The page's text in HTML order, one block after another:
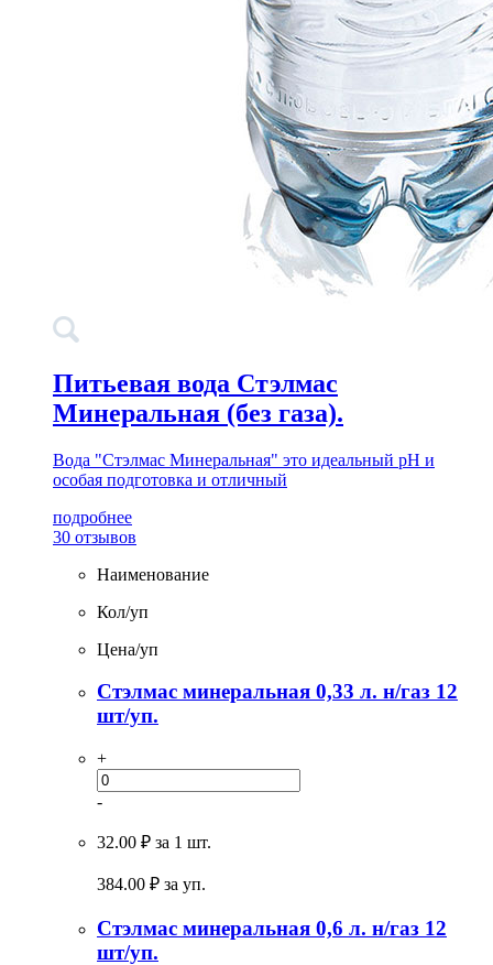
Питьевая вода Стэлмас
Минеральная (без газа).
Вода "Стэлмас Минеральная" это идеальный pH и
особая подготовка и отличный
подробнее
30 отзывов
Наименование
Кол/уп
Цена/уп
Стэлмас минеральная 0,33 л. н/газ 12
шт/уп.
+
-
32.00 ₽ за 1 шт.
384.00 ₽ за уп.
Стэлмас минеральная 0,6 л. н/газ 12
шт/уп.